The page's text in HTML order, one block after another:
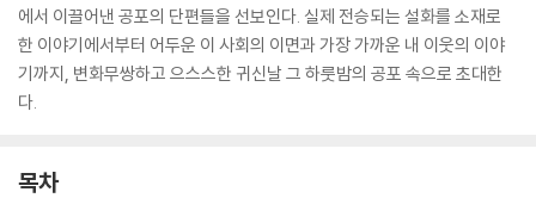
에서 이끌어낸 공포의 단편들을 선보인다. 실제 전승되는 설화를 소재로
한 이야기에서부터 어두운 이 사회의 이면과 가장 가까운 내 이웃의 이야
기까지, 변화무쌍하고 으스스한 귀신날 그 하룻밤의 공포 속으로 초대한
다.
목차